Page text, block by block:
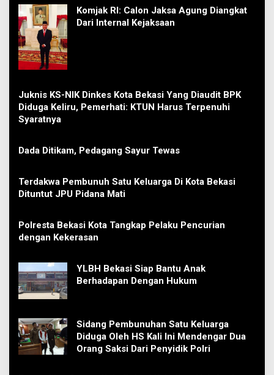
Komjak RI: Calon Jaksa Agung Diangkat
Dari Internal Kejaksaan
Juknis KS-NIK Dinkes Kota Bekasi Yang Diaudit BPK
Diduga Keliru, Pemerhati: KTUN Harus Terpenuhi
Syaratnya
Dada Ditikam, Pedagang Sayur Tewas
Terdakwa Pembunuh Satu Keluarga Di Kota Bekasi
Dituntut JPU Pidana Mati
Polresta Bekasi Kota Tangkap Pelaku Pencurian
dengan Kekerasan
YLBH Bekasi Siap Bantu Anak
Berhadapan Dengan Hukum
Sidang Pembunuhan Satu Keluarga
Diduga Oleh HS Kali Ini Mendengar Dua
Orang Saksi Dari Penyidik Polri